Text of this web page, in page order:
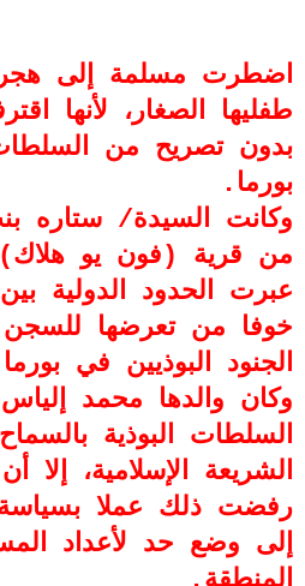
اضطرت مسلمة إلى
طفليها الصغار، لأنها
بدون تصريح من
بورما.
وكانت السيدة/ ستاره
من قرية (فون يو
عبرت الحدود الدولية
خوفا من تعرضها للسجن
الجنود البوذيين في
وكان والدها محمد
السلطات البوذية
الشريعة الإسلامية، إلا
رفضت ذلك عملا بسياسة
إلى وضع حد لأعداد
المنطقة.